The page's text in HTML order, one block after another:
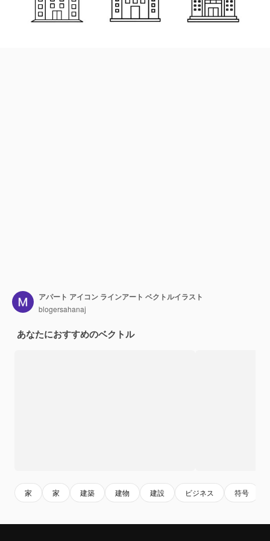
アパート アイコン ラインアート ベクトルイラスト
blogersahanaj
あなたにおすすめのベクトル
家 家 建築 建物 建設 ビジネス 符号